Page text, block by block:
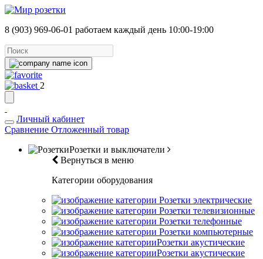
8 (903) 969-06-01 работаем каждый день 10:00-19:00
2
Личный кабинет
Сравнение Отложенный товар
Розетки и выключатели
Вернуться в меню
Категории оборудования
Розетки электрические
Розетки телевизионные
Розетки телефонные
Розетки компьютерные
Розетки акустические
Розетки акустические